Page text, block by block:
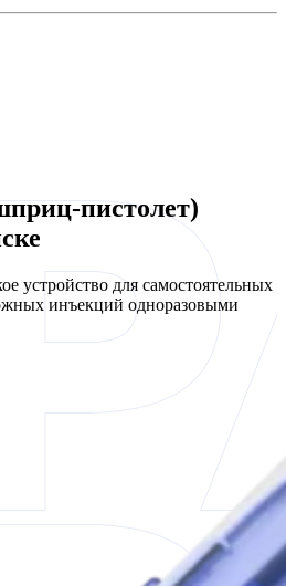
пистолет)
устройство для самостоятельных
инъекций одноразовыми